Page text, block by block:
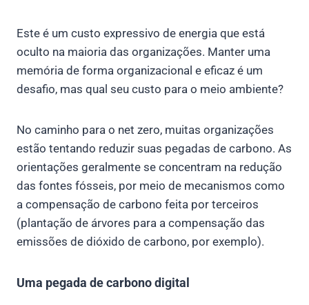
Este é um custo expressivo de energia que está
oculto na maioria das organizações. Manter uma
memória de forma organizacional e eficaz é um
desafio, mas qual seu custo para o meio ambiente?
No caminho para o net zero, muitas organizações
estão tentando reduzir suas pegadas de carbono. As
orientações geralmente se concentram na redução
das fontes fósseis, por meio de mecanismos como
a compensação de carbono feita por terceiros
(plantação de árvores para a compensação das
emissões de dióxido de carbono, por exemplo).
Uma pegada de carbono digital